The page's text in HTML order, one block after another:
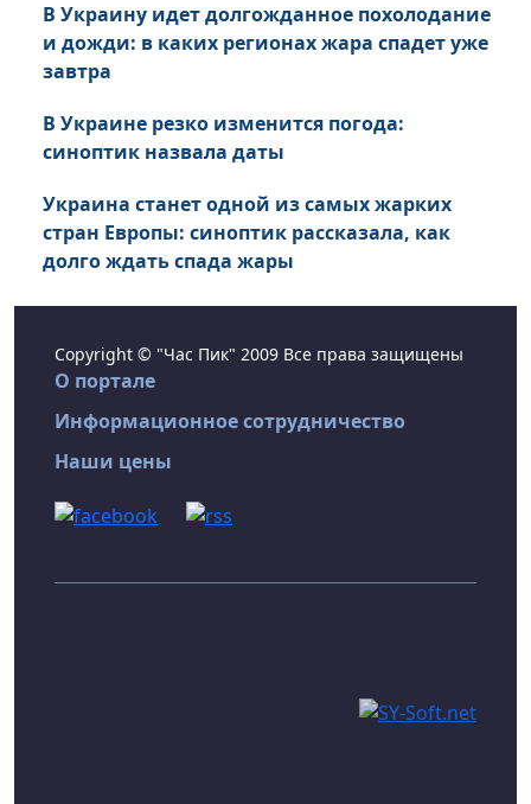
В Украину идет долгожданное похолодание
и дожди: в каких регионах жара спадет уже
завтра
В Украине резко изменится погода:
синоптик назвала даты
Украина станет одной из самых жарких
стран Европы: синоптик рассказала, как
долго ждать спада жары
Copyright © "Час Пик" 2009 Все права защищены
О портале
Информационное сотрудничество
Наши цены